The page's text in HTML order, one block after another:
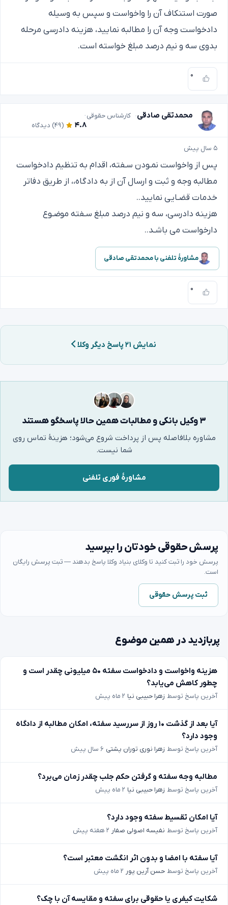
صورت استنکاف آن را واخواست و سپس به وسیله
دادخواست وجه آن را مطالبه نمایید، هزینه دادرسی مرحله
بدوی سه و نیم درصد مبلغ خواسته است.
۰
محمدتقی صادقی کارشناس حقوقی
۴.۸ (۴۹) دیدگاه
۵ سال پیش
پس از واخواست نمـودن سـفته، اقدام به تنظیم دادخواست
مطالبه وجه و ثبت و ارسال آن از به دادگاه،، از طریق دفاتر
خدمات قضـایی نمایید..
هزینه دادرسی، سه و نیم درصد مبلغ سـفته موضـوع
دارخواست می باشـد..
مشاورهٔ تلفنی با محمدتقی صادقی
۰
نمایش ۲۱ پاسخ دیگر وکلا
۳ وکیل بانکی و مطالبات همین حالا پاسخگو هستند
مشاوره بلافاصله پس از پرداخت شروع می‌شود؛ هزینهٔ تماس روی
شما نیست.
مشاورهٔ فوری تلفنی
پرسش حقوقی خودتان را بپرسید
پرسش خود را ثبت کنید تا وکلای بنیاد وکلا پاسخ بدهند — ثبت پرسش رایگان
است.
ثبت پرسش حقوقی
پربازدید در همین موضوع
هزینه واخواست و دادخواست سفته ۵۰ میلیونی چقدر است و
چطور کاهش می‌یابد؟
آخرین پاسخ توسط زهرا حبیبی نیا ۲ ماه پیش
آیا بعد از گذشت ۱۰ روز از سررسید سفته، امکان مطالبه از دادگاه
وجود دارد؟
آخرین پاسخ توسط زهرا نوری توران پشتی ۶ سال پیش
مطالبه وجه سفته و گرفتن حکم جلب چقدر زمان می‌برد؟
آخرین پاسخ توسط زهرا حبیبی نیا ۲ ماه پیش
آیا امکان تقسیط سفته وجود دارد؟
آخرین پاسخ توسط نفیسه اصولی صفار ۲ هفته پیش
آیا سفته با امضا و بدون اثر انگشت معتبر است؟
آخرین پاسخ توسط حسن آرین پور ۲ ماه پیش
شکایت کیفری یا حقوقی برای سفته و مقایسه آن با چک؟